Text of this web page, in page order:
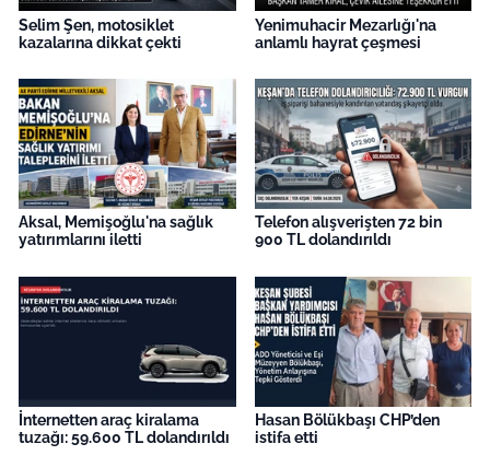
Selim Şen, motosiklet
kazalarına dikkat çekti
Yenimuhacir Mezarlığı'na
anlamlı hayrat çeşmesi
Aksal, Memişoğlu'na sağlık
yatırımlarını iletti
Telefon alışverişten 72 bin
900 TL dolandırıldı
İnternetten araç kiralama
tuzağı: 59.600 TL dolandırıldı
Hasan Bölükbaşı CHP’den
istifa etti